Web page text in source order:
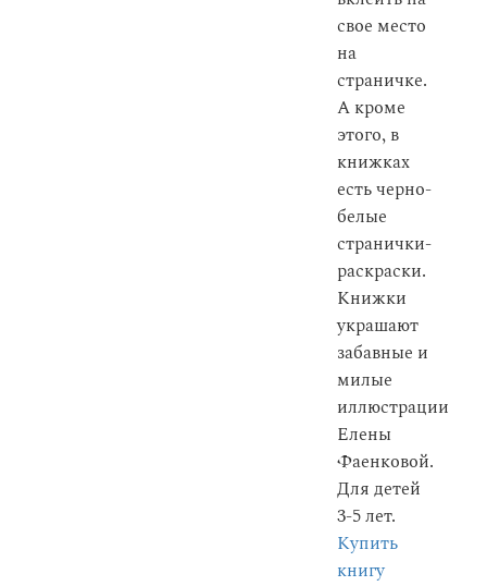
свое место
на
страничке.
А кроме
этого, в
книжках
есть черно-
белые
странички-
раскраски.
Книжки
украшают
забавные и
милые
иллюстрации
Елены
Фаенковой.
Для детей
3-5 лет.
Купить
книгу